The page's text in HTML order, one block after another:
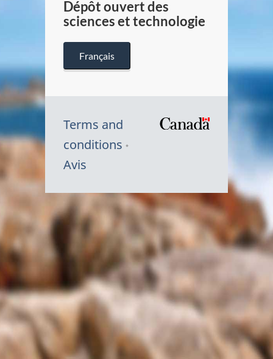
Dépôt ouvert des
sciences et technologie
Français
Terms and
conditions
Avis
Symbole
du
Canada